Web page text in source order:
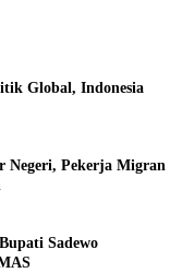
Global, Indonesia
Negeri, Pekerja Migran
Sadewo